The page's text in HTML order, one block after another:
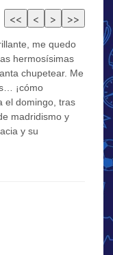
me quedo
hermosísimas
chupetear. Me
¡cómo
el domingo, tras
madridismo y
y su